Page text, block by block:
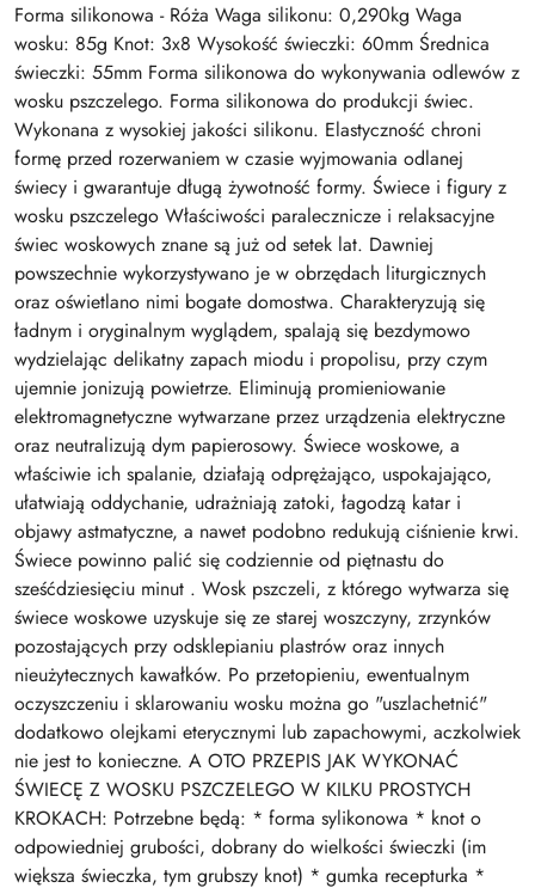
Forma silikonowa - Róża Waga silikonu: 0,290kg Waga
wosku: 85g Knot: 3x8 Wysokość świeczki: 60mm Średnica
świeczki: 55mm Forma silikonowa do wykonywania odlewów z
wosku pszczelego. Forma silikonowa do produkcji świec.
Wykonana z wysokiej jakości silikonu. Elastyczność chroni
formę przed rozerwaniem w czasie wyjmowania odlanej
świecy i gwarantuje długą żywotność formy. Świece i figury z
wosku pszczelego Właściwości paralecznicze i relaksacyjne
świec woskowych znane są już od setek lat. Dawniej
powszechnie wykorzystywano je w obrzędach liturgicznych
oraz oświetlano nimi bogate domostwa. Charakteryzują się
ładnym i oryginalnym wyglądem, spalają się bezdymowo
wydzielając delikatny zapach miodu i propolisu, przy czym
ujemnie jonizują powietrze. Eliminują promieniowanie
elektromagnetyczne wytwarzane przez urządzenia elektryczne
oraz neutralizują dym papierosowy. Świece woskowe, a
właściwie ich spalanie, działają odprężająco, uspokajająco,
ułatwiają oddychanie, udrażniają zatoki, łagodzą katar i
objawy astmatyczne, a nawet podobno redukują ciśnienie krwi.
Świece powinno palić się codziennie od piętnastu do
sześćdziesięciu minut . Wosk pszczeli, z którego wytwarza się
świece woskowe uzyskuje się ze starej woszczyny, zrzynków
pozostających przy odsklepianiu plastrów oraz innych
nieużytecznych kawałków. Po przetopieniu, ewentualnym
oczyszczeniu i sklarowaniu wosku można go "uszlachetnić"
dodatkowo olejkami eterycznymi lub zapachowymi, aczkolwiek
nie jest to konieczne. A OTO PRZEPIS JAK WYKONAĆ
ŚWIECĘ Z WOSKU PSZCZELEGO W KILKU PROSTYCH
KROKACH: Potrzebne będą: * forma sylikonowa * knot o
odpowiedniej grubości, dobrany do wielkości świeczki (im
większa świeczka, tym grubszy knot) * gumka recepturka *